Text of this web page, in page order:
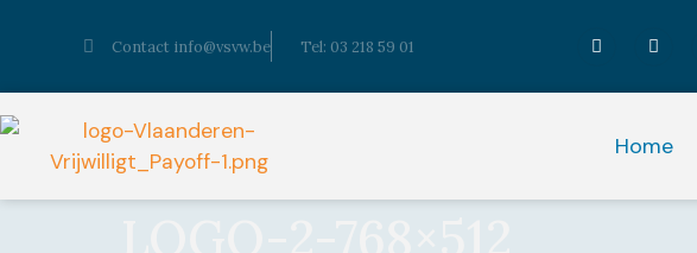
Contact info@vsvw.be Tel: 03 218 59 01
Home